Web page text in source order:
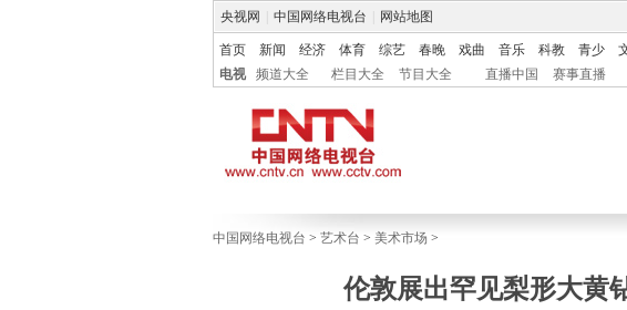
央视网 中国网络电视台 网站地图
首页 新闻 经济 体育 综艺 春晚 戏曲 音乐 科教 青少
电视
频道大全 栏目大全 节目大全 直播中国 赛事直播
中国网络电视台 > 艺术台 > 美术市场 >
伦敦展出罕见梨形大黄